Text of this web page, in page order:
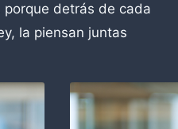
detrás de cada
la piensan juntas